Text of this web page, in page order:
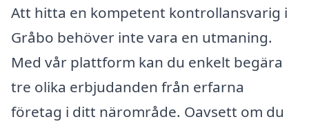
Att hitta en kompetent kontrollansvarig i
Gråbo behöver inte vara en utmaning.
Med vår plattform kan du enkelt begära
tre olika erbjudanden från erfarna
företag i ditt närområde. Oavsett om du